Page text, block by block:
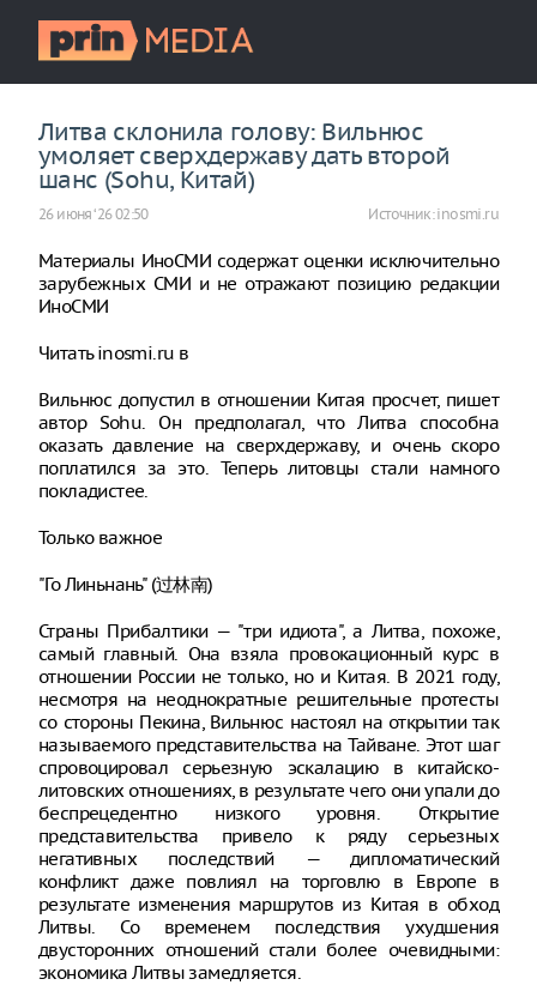
Литва склонила голову: Вильнюс
умоляет сверхдержаву дать второй
шанс (Sohu, Китай)
26 июня ‘26 02:50 Источник:inosmi.ru
Материалы ИноСМИ содержат оценки исключительно
зарубежных СМИ и не отражают позицию редакции
ИноСМИ
Читать inosmi.ru в
Вильнюс допустил в отношении Китая просчет, пишет
автор Sohu. Он предполагал, что Литва способна
оказать давление на сверхдержаву, и очень скоро
поплатился за это. Теперь литовцы стали намного
покладистее.
Только важное
"Го Линьнань" (过林南)
Страны Прибалтики — "три идиота", а Литва, похоже,
самый главный. Она взяла провокационный курс в
отношении России не только, но и Китая. В 2021 году,
несмотря на неоднократные решительные протесты
со стороны Пекина, Вильнюс настоял на открытии так
называемого представительства на Тайване. Этот шаг
спровоцировал серьезную эскалацию в китайско-
литовских отношениях, в результате чего они упали до
беспрецедентно низкого уровня. Открытие
представительства привело к ряду серьезных
негативных последствий — дипломатический
конфликт даже повлиял на торговлю в Европе в
результате изменения маршрутов из Китая в обход
Литвы. Со временем последствия ухудшения
двусторонних отношений стали более очевидными:
экономика Литвы замедляется.